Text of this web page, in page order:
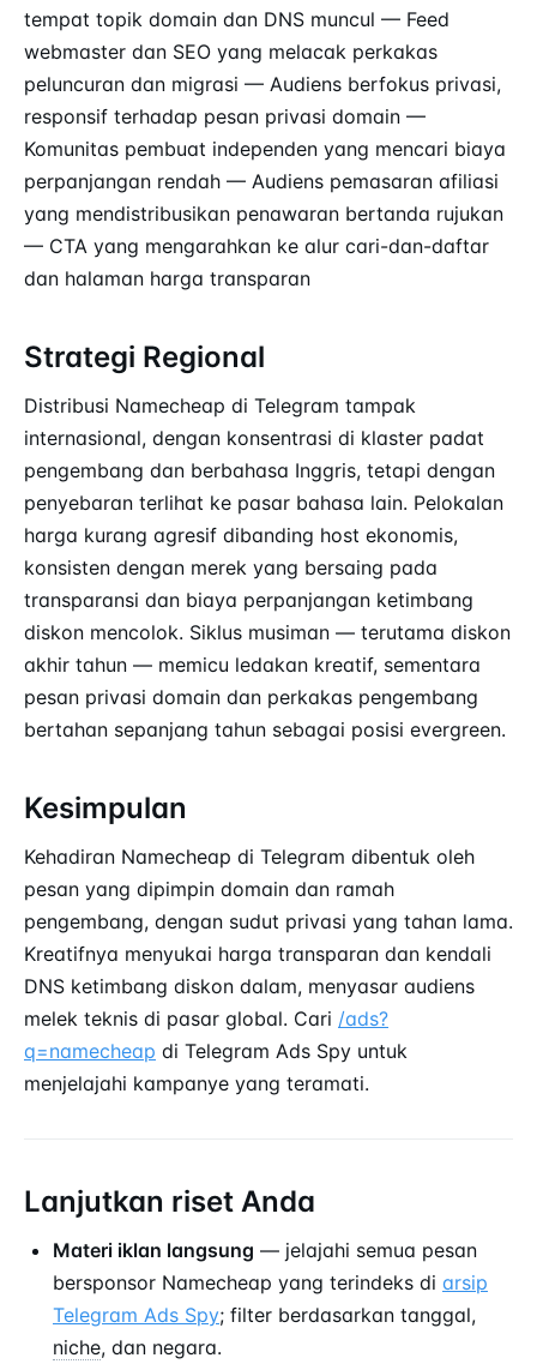
tempat topik domain dan DNS muncul — Feed
webmaster dan SEO yang melacak perkakas
peluncuran dan migrasi — Audiens berfokus privasi,
responsif terhadap pesan privasi domain —
Komunitas pembuat independen yang mencari biaya
perpanjangan rendah — Audiens pemasaran afiliasi
yang mendistribusikan penawaran bertanda rujukan
— CTA yang mengarahkan ke alur cari-dan-daftar
dan halaman harga transparan
Strategi Regional
Distribusi Namecheap di Telegram tampak
internasional, dengan konsentrasi di klaster padat
pengembang dan berbahasa Inggris, tetapi dengan
penyebaran terlihat ke pasar bahasa lain. Pelokalan
harga kurang agresif dibanding host ekonomis,
konsisten dengan merek yang bersaing pada
transparansi dan biaya perpanjangan ketimbang
diskon mencolok. Siklus musiman — terutama diskon
akhir tahun — memicu ledakan kreatif, sementara
pesan privasi domain dan perkakas pengembang
bertahan sepanjang tahun sebagai posisi evergreen.
Kesimpulan
Kehadiran Namecheap di Telegram dibentuk oleh
pesan yang dipimpin domain dan ramah
pengembang, dengan sudut privasi yang tahan lama.
Kreatifnya menyukai harga transparan dan kendali
DNS ketimbang diskon dalam, menyasar audiens
melek teknis di pasar global. Cari /ads?
q=namecheap di Telegram Ads Spy untuk
menjelajahi kampanye yang teramati.
Lanjutkan riset Anda
Materi iklan langsung — jelajahi semua pesan
bersponsor Namecheap yang terindeks di arsip
Telegram Ads Spy; filter berdasarkan tanggal,
niche, dan negara.